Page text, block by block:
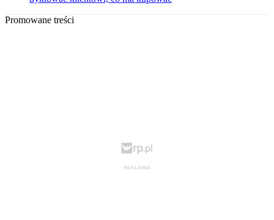
Promowane treści